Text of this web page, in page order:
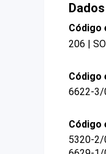
Código
206 |
Código
6622-3/
Código
5320-2/